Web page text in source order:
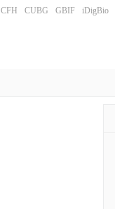
CFH CUBG GBIF iDigBio